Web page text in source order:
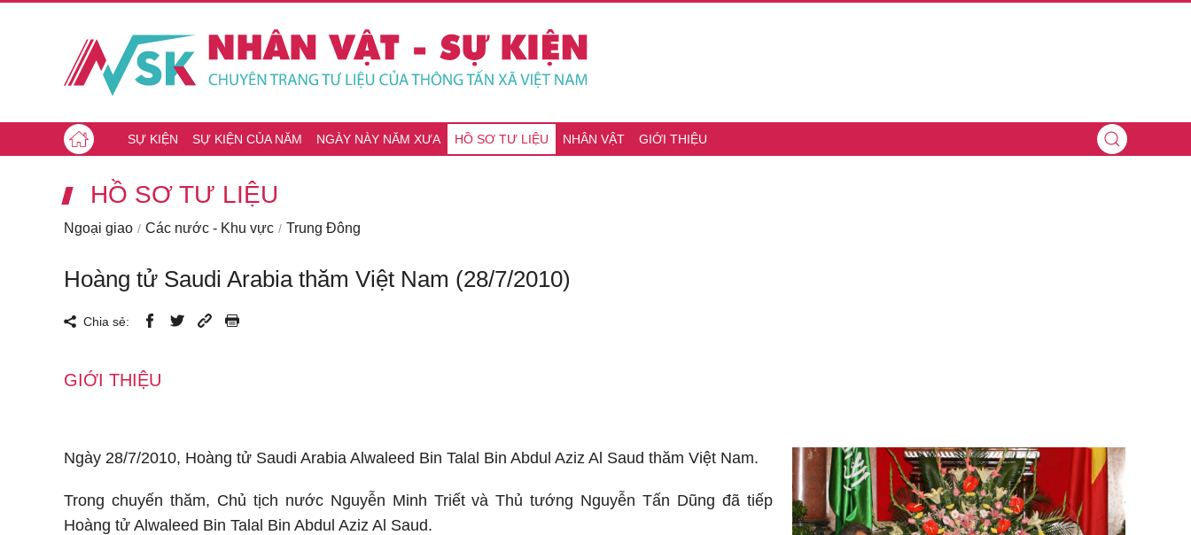
SỰ KIỆN SỰ KIỆN CỦA NĂM NGÀY NÀY NĂM XƯA HỒ SƠ TƯ LIỆU NHÂN VẬT GIỚI THIỆU
HỒ SƠ TƯ LIỆU
Ngoại giao Các nước - Khu vực Trung Đông
Hoàng tử Saudi Arabia thăm Việt Nam (28/7/2010)
Chia sẻ:
GIỚI THIỆU
Ngày 28/7/2010, Hoàng tử Saudi Arabia Alwaleed Bin Talal Bin Abdul Aziz Al Saud thăm Việt Nam.
Trong chuyến thăm, Chủ tịch nước Nguyễn Minh Triết và Thủ tướng Nguyễn Tấn Dũng đã tiếp
Hoàng tử Alwaleed Bin Talal Bin Abdul Aziz Al Saud.